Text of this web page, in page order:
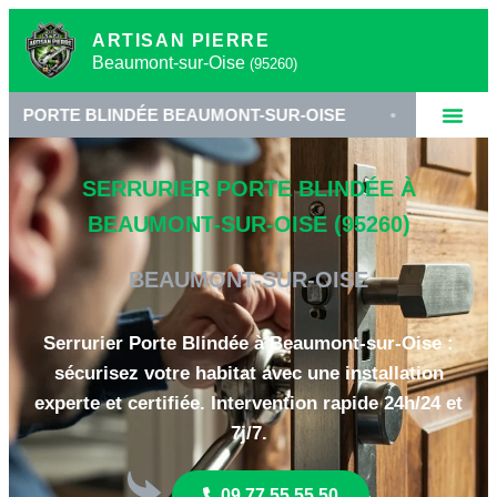
ARTISAN PIERRE
Beaumont-sur-Oise (95260)
BEAUMONT-SUR-OISE • SERRURIER VAL-
SERRURIER PORTE BLINDÉE À
BEAUMONT-SUR-OISE (95260)
BEAUMONT-SUR-OISE
Serrurier Porte Blindée à Beaumont-sur-Oise :
sécurisez votre habitat avec une installation
experte et certifiée. Intervention rapide 24h/24 et
7j/7.